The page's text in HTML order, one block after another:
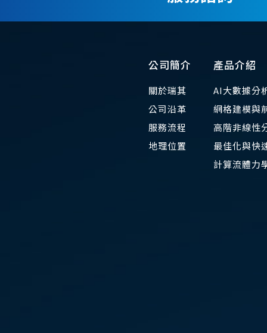
公司簡介
關於瑞其
公司沿革
服務流程
地理位置
產品介紹
AI大數據分
網格建模與
高階非線性
最佳化與快
計算流體力